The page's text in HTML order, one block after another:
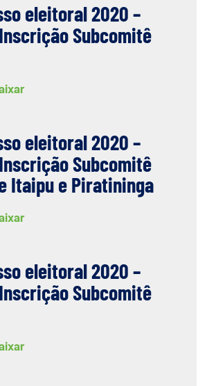
eleitoral 2020 –
Subcomitê
eleitoral 2020 –
Subcomitê
Itaipu e Piratininga
eleitoral 2020 –
Subcomitê